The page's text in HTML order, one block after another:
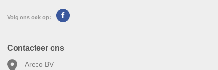
Volg ons ook op:
Contacteer ons
Areco BV